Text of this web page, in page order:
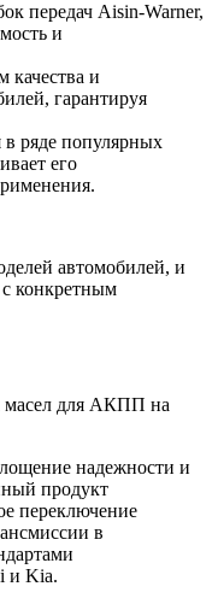
передач Aisin-Warner,
и
качества и
гарантируя
в ряде популярных
его
автомобилей, и
с конкретным
надежности и
продукт
переключение
в
и Kia.